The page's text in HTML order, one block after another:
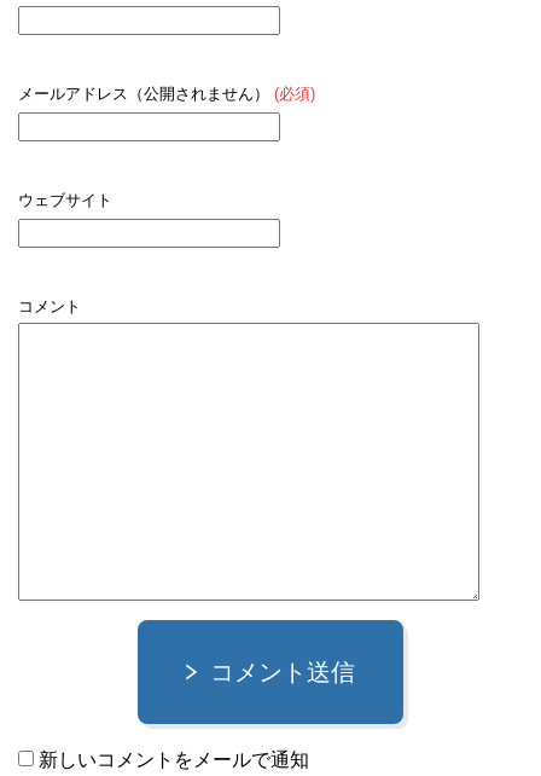
メールアドレス（公開されません） (必須)
ウェブサイト
コメント
コメント送信
新しいコメントをメールで通知